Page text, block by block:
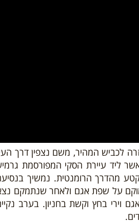
לכביש המהיר, משם נצפין דרך
ליד עיירת הסקי המפורסמת
מהדרך הרומנטית. נמשיך בנסיעה
על שפת אגם ולאחר שנתמקם
וירי בחץ וקשת בחניון. בערב